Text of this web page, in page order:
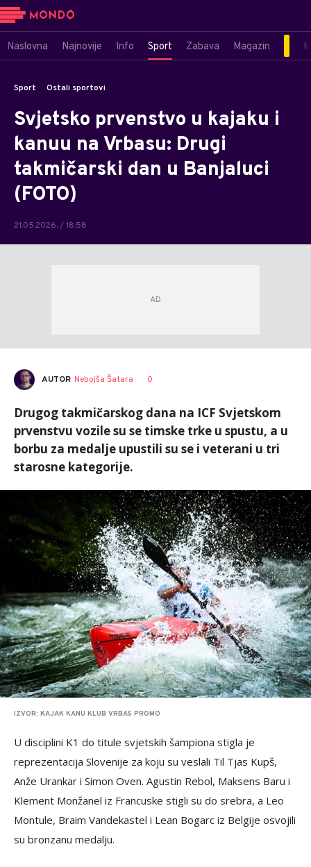
Naslovna Najnovije Info Sport Zabava Magazin
Sport Ostali sportovi
Svjetsko prvenstvo u kajaku i
kanuu na Vrbasu: Drugi
takmičarski dan u Banjaluci
(FOTO)
21.05.2026. / 18:58
AUTOR Nebojša Šatara 0
Drugog takmičarskog dana na ICF Svjetskom
prvenstvu vozile su se timske trke u spustu, a u
borbu za medalje upustili su se i veterani u tri
starosne kategorije.
IZVOR: KAJAK KANU KLUB VRBAS PROMO
U disciplini K1 do titule svjetskih šampiona stigla je
reprezentacija Slovenije za koju su veslali Til Tjas Kupš,
Anže Urankar i Simon Oven. Agustin Rebol, Maksens Baru i
Klement Monžanel iz Francuske stigli su do srebra, a Leo
Montule, Braim Vandekastel i Lean Bogarc iz Belgije osvojili
su bronzanu medalju.